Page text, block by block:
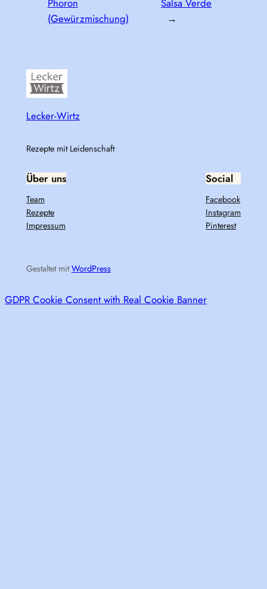
Phoron
(Gewürzmischung)
Salsa Verde
→
Lecker-Wirtz
Rezepte mit Leidenschaft
Über uns
Team
Rezepte
Impressum
Social
Facebook
Instagram
Pinterest
Gestaltet mitWordPress
GDPR Cookie Consent with Real Cookie Banner